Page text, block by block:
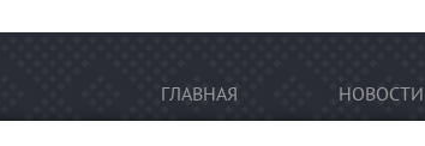
ГЛАВНАЯ НОВОСТИ